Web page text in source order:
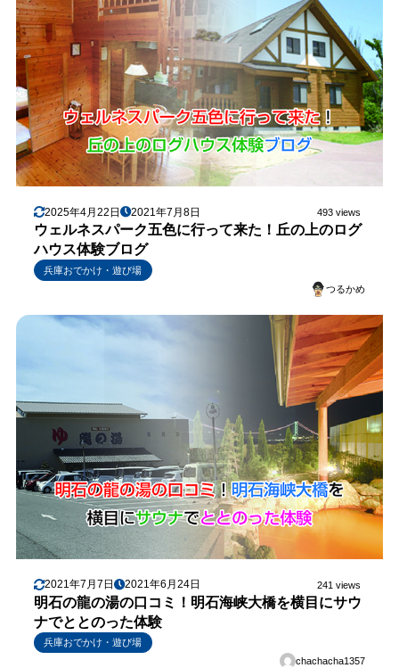
2025年4月22日 2021年7月8日 493 views
ウェルネスパーク五色に行って来た！丘の上のログ
ハウス体験ブログ
兵庫おでかけ・遊び場
つるかめ
2021年7月7日 2021年6月24日 241 views
明石の龍の湯の口コミ！明石海峡大橋を横目にサウ
ナでととのった体験
兵庫おでかけ・遊び場
chachacha1357